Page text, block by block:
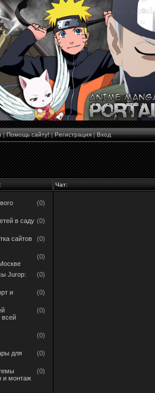
|Помощь сайту!|Регистрация|Вход
Чат:
(0)
в саду (0)
сайтов
(0)
(0)
Jurop:
(0)
и
(0)
всей
(0)
(0)
для
(0)
и монтаж
(0)